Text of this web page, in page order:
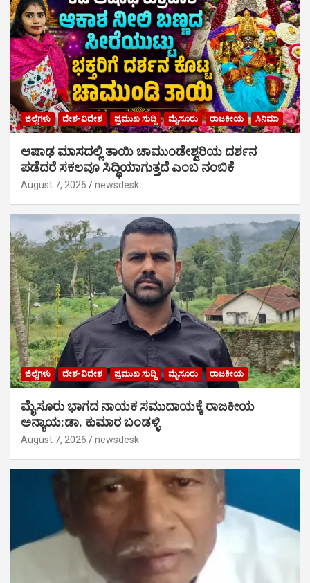
ಜಿಲ್ಲೆಗಳು ದೇಶ-ವಿದೇಶ ಪ್ರಮುಖ ಸುದ್ದಿ ಮೈಸೂರು ರಾಜಕೀಯ ಸಿನಿಮಾ
ಆಷಾಢ ಮಾಸದಲ್ಲಿ ತಾಯಿ ಚಾಮುಂಡೇಶ್ವರಿಯ ದರ್ಶನ
ಪಡೆದರೆ ಸಕಲವೂ ಸಿದ್ಧಿಯಾಗುತ್ತದೆ ಎಂಬ ನಂಬಿಕೆ
August 7, 2026 newsdesk
ಜಿಲ್ಲೆಗಳು ದೇಶ-ವಿದೇಶ ಪ್ರಮುಖ ಸುದ್ದಿ ಮೈಸೂರು ರಾಜಕೀಯ
ಮೈಸೂರು ಭಾಗದ ನಾಯಕ ಸಮುದಾಯಕ್ಕೆ ರಾಜಕೀಯ
ಅನ್ಯಾಯ:ಡಾ. ಕುಮಾರ ಬಂಡಳ್ಳಿ
August 7, 2026 newsdesk